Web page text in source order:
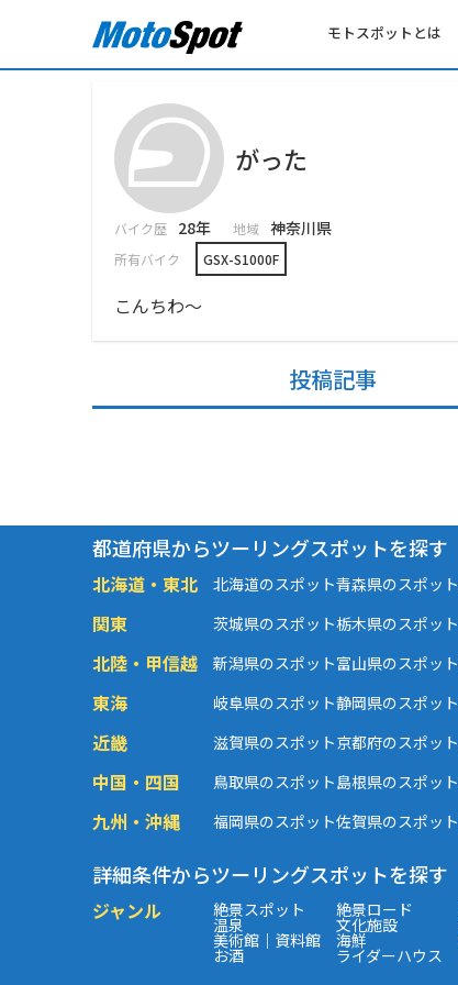
モトスポットとは
がった
バイク歴 28年 地域 神奈川県
所有バイク GSX-S1000F
こんちわ〜
投稿記事
都道府県からツーリングスポットを探す
北海道・東北 北海道のスポット青森県のスポット
関東 茨城県のスポット栃木県のスポット
北陸・甲信越 新潟県のスポット富山県のスポット
東海 岐阜県のスポット静岡県のスポット
近畿 滋賀県のスポット京都府のスポット
中国・四国 鳥取県のスポット島根県のスポット
九州・沖縄 福岡県のスポット佐賀県のスポット
詳細条件からツーリングスポットを探す
ジャンル 絶景スポット 絶景ロード
温泉 文化施設
美術館｜資料館 海鮮
お酒 ライダーハウス